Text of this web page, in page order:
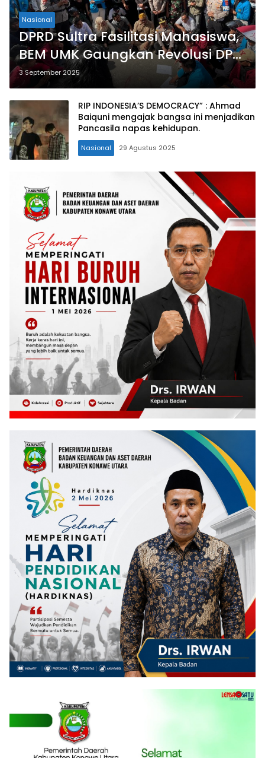
Nasional
DPRD Sultra Fasilitasi Mahasiswa,
BEM UMK Gaungkan Revolusi DPR
RI 2025
3 September 2025
RIP INDONESIA’S DEMOCRACY” : Ahmad
Baiquni mengajak bangsa ini menjadikan
Pancasila napas kehidupan.
Nasional 29 Agustus 2025